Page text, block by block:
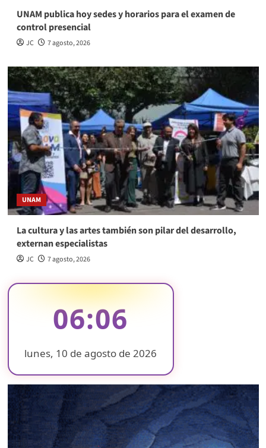
UNAM publica hoy sedes y horarios para el examen de
control presencial
JC 7 agosto, 2026
UNAM
La cultura y las artes también son pilar del desarrollo,
externan especialistas
JC 7 agosto, 2026
06:06
lunes, 10 de agosto de 2026
❄
❄
❄